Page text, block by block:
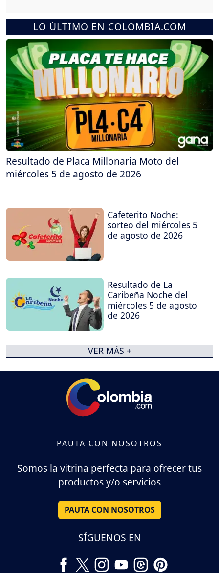
LO ÚLTIMO EN COLOMBIA.COM
Resultado de Placa Millonaria Moto del
miércoles 5 de agosto de 2026
Cafeterito Noche:
sorteo del miércoles 5
de agosto de 2026
Resultado de La
Caribeña Noche del
miércoles 5 de agosto
de 2026
VER MÁS +
PAUTA CON NOSOTROS
Somos la vitrina perfecta para ofrecer tus
productos y/o servicios
PAUTA CON NOSOTROS
SÍGUENOS EN